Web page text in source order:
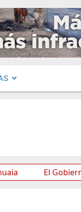
El Gobierno avanza